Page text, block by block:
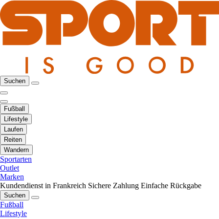
Suchen
Fußball
Lifestyle
Laufen
Reiten
Wandern
Sportarten
Outlet
Marken
Kundendienst in Frankreich Sichere Zahlung Einfache Rückgabe
Suchen
Fußball
Lifestyle